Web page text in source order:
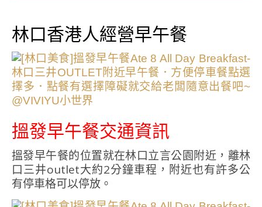
林口香港人經營早午餐
搵發早午餐交通資訊
搵發早午餐的位置就在林口立言公園附近，離林
口三井outlet大約2分鐘車程，附近也有許多公
有停車格可以停放。